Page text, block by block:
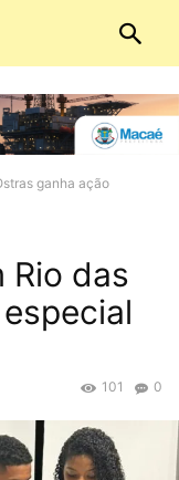
ganha ação
Rio das
0
101